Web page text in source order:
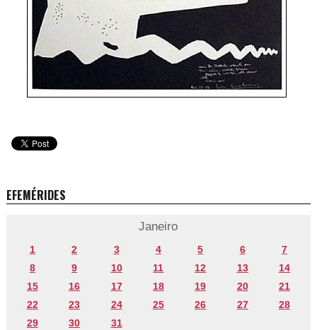
EFEMÉRIDES
Janeiro
1 2 3 4 5 6
7
8
9 10 11 12 13
14
15
16 17 18 19 20
21
22
23 24 25 26 27
28
29
30 31